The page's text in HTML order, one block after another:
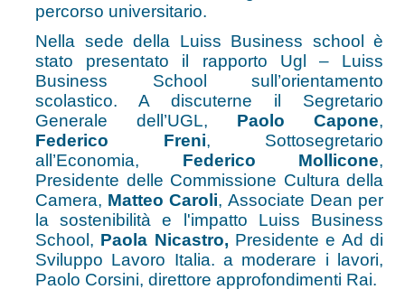
percorso universitario.
Nella sede della Luiss Business school è
stato presentato il rapporto Ugl – Luiss
Business School sull’orientamento
scolastico. A discuterne il Segretario
Generale dell’UGL, Paolo Capone,
Federico Freni, Sottosegretario
all’Economia, Federico Mollicone,
Presidente delle Commissione Cultura della
Camera, Matteo Caroli, Associate Dean per
la sostenibilità e l'impatto Luiss Business
School, Paola Nicastro, Presidente e Ad di
Sviluppo Lavoro Italia. a moderare i lavori,
Paolo Corsini, direttore approfondimenti Rai.